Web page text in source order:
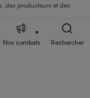
des producteurs et des
Nos combats Rechercher